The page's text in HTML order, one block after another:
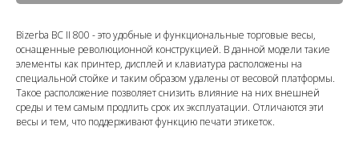
Bizerba BC II 800 - это удобные и функциональные торговые весы,
оснащенные революционной конструкцией. В данной модели такие
элементы как принтер, дисплей и клавиатура расположены на
специальной стойке и таким образом удалены от весовой платформы.
Такое расположение позволяет снизить влияние на них внешней
среды и тем самым продлить срок их эксплуатации. Отличаются эти
весы и тем, что поддерживают функцию печати этикеток.